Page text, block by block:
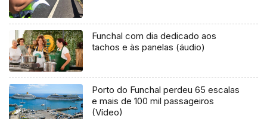
Funchal com dia dedicado aos
tachos e às panelas (áudio)
Porto do Funchal perdeu 65 escalas
e mais de 100 mil passageiros
(Vídeo)